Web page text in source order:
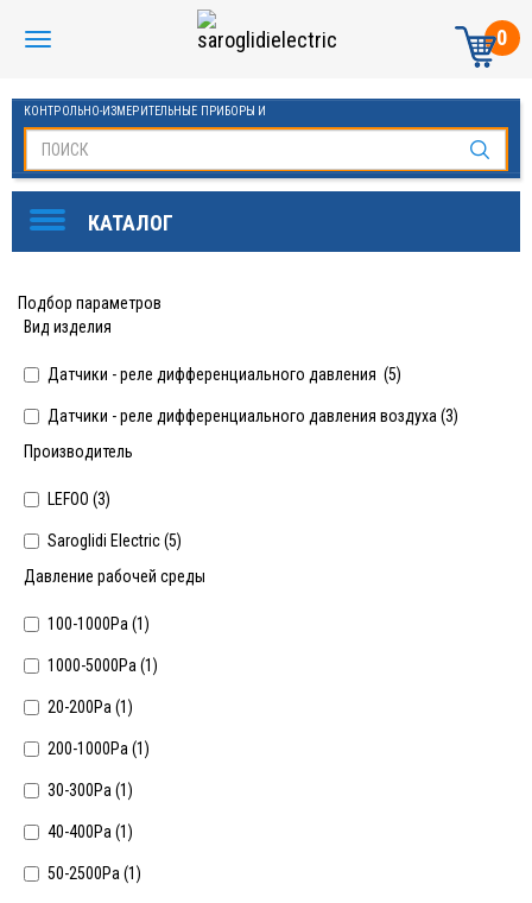
0
КОНТРОЛЬНО-ИЗМЕРИТЕЛЬНЫЕ ПРИБОРЫ И
Подбор параметров
Вид изделия
Датчики - реле дифференциального давления (5)
Датчики - реле дифференциального давления воздуха (3)
Производитель
LEFOO (3)
Saroglidi Electric (5)
Давление рабочей среды
100-1000Pa (1)
1000-5000Pa (1)
20-200Pa (1)
200-1000Pa (1)
30-300Pa (1)
40-400Pa (1)
50-2500Pa (1)